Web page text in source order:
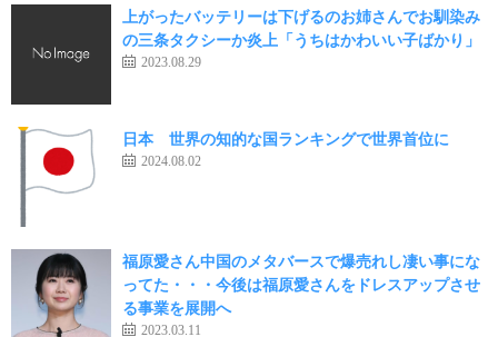
上がったバッテリーは下げるのお姉さんでお馴染み
の三条タクシーか炎上「うちはかわいい子ばかり」
2023.08.29
日本 世界の知的な国ランキングで世界首位に
2024.08.02
福原愛さん中国のメタバースで爆売れし凄い事にな
ってた・・・今後は福原愛さんをドレスアップさせ
る事業を展開へ
2023.03.11